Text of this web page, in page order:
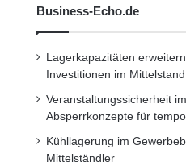
Business-Echo.de
Lagerkapazitäten
Investitionen im
Veranstaltungssicherheit
Absperrkonzepte für
Kühllagerung im
Mittelständler